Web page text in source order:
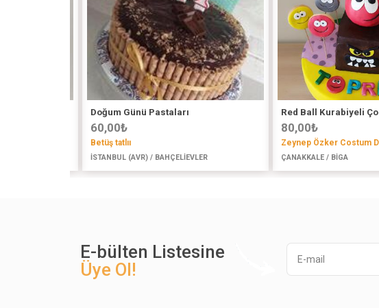
Doğum Günü Pastaları
60,00₺
Betüş tatlıı
İSTANBUL (AVR) / BAHÇELİEVLER
Red Ball Kurabiyeli
80,00₺
Zeynep Özker Costum
ÇANAKKALE / BİGA
E-bülten Listesine
Üye Ol!